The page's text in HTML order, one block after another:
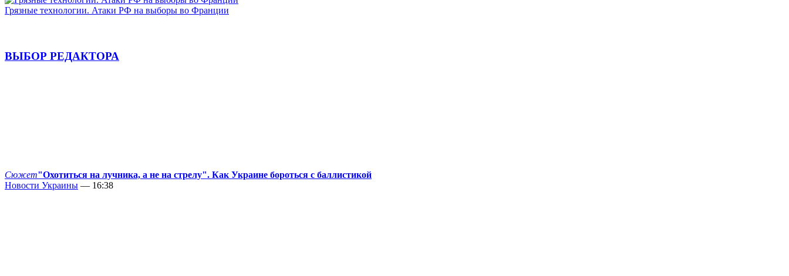
Грязные технологии. Атаки РФ на выборы во Франции
ВЫБОР РЕДАКТОРА
Сюжет"Охотиться на лучника, а не на стрелу". Как Украине бороться с баллистикой
Новости Украины — 16:38